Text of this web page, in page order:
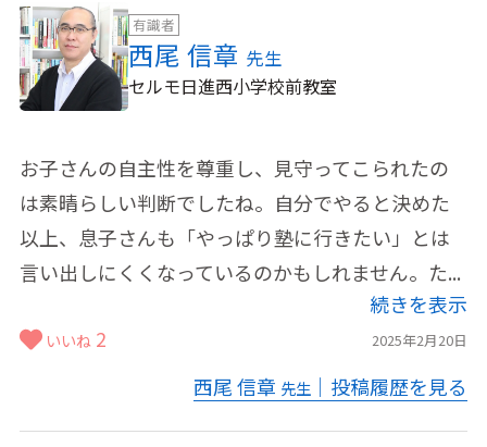
有識者
西尾 信章 先生
セルモ日進西小学校前教室
お子さんの自主性を尊重し、見守ってこられたの
は素晴らしい判断でしたね。自分でやると決めた
以上、息子さんも「やっぱり塾に行きたい」とは
言い出しにくくなっているのかもしれません。た...
続きを表示
2025年2月20日
いいね 2
西尾 信章 先生 ｜投稿履歴を見る